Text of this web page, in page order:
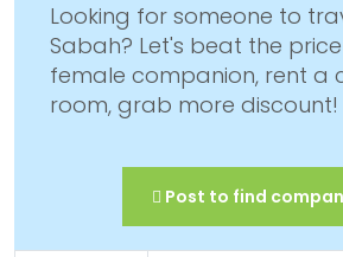
Looking for someone to
Sabah? Let's beat the
female companion, rent a
room, grab more discount!
Post to find